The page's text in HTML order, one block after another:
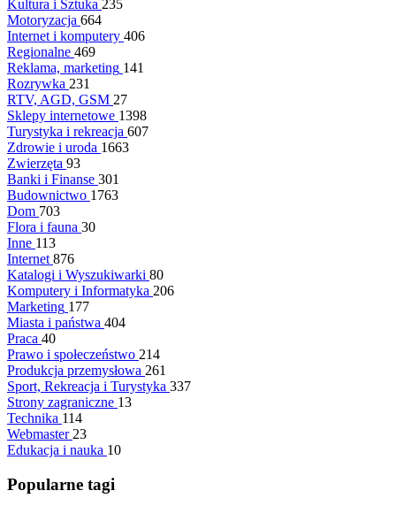
Kultura i Sztuka 235
Motoryzacja 664
Internet i komputery 406
Regionalne 469
Reklama, marketing 141
Rozrywka 231
RTV, AGD, GSM 27
Sklepy internetowe 1398
Turystyka i rekreacja 607
Zdrowie i uroda 1663
Zwierzęta 93
Banki i Finanse 301
Budownictwo 1763
Dom 703
Flora i fauna 30
Inne 113
Internet 876
Katalogi i Wyszukiwarki 80
Komputery i Informatyka 206
Marketing 177
Miasta i państwa 404
Praca 40
Prawo i społeczeństwo 214
Produkcja przemysłowa 261
Sport, Rekreacja i Turystyka 337
Strony zagraniczne 13
Technika 114
Webmaster 23
Edukacja i nauka 10
Popularne tagi